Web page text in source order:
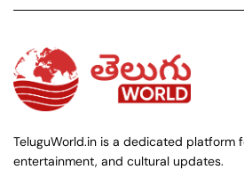
TeluguWorld.in is a dedicated platform
entertainment, and cultural updates.